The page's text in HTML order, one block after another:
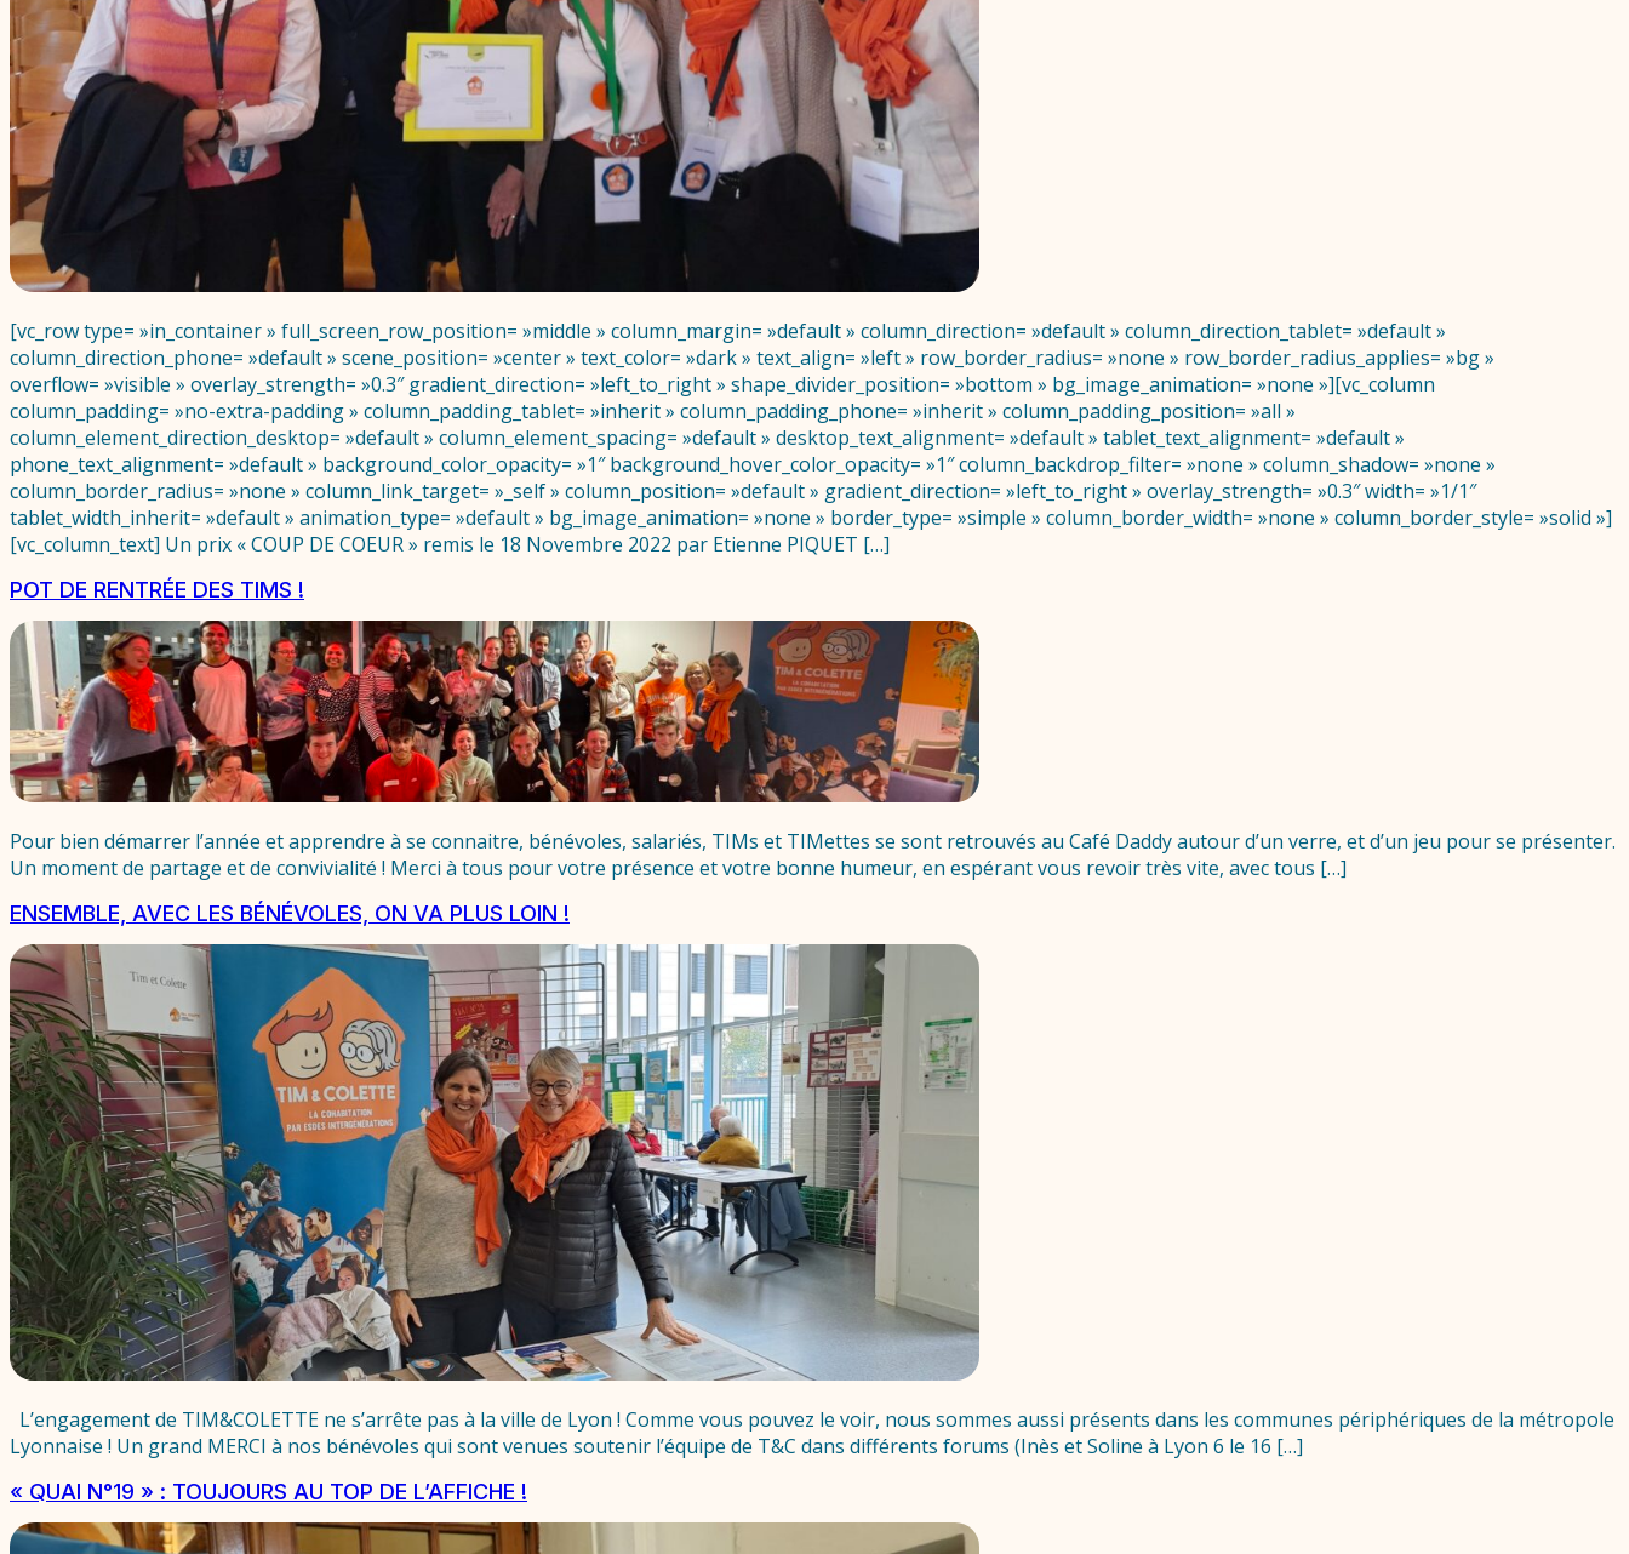
[vc_row type= »in_container » full_screen_row_position= »middle » column_margin= »default » column_direction= »default » column_direction_tablet= »default »
column_direction_phone= »default » scene_position= »center » text_color= »dark » text_align= »left » row_border_radius= »none » row_border_radius_applies= »bg »
overflow= »visible » overlay_strength= »0.3″ gradient_direction= »left_to_right » shape_divider_position= »bottom » bg_image_animation= »none »][vc_column
column_padding= »no-extra-padding » column_padding_tablet= »inherit » column_padding_phone= »inherit » column_padding_position= »all »
column_element_direction_desktop= »default » column_element_spacing= »default » desktop_text_alignment= »default » tablet_text_alignment= »default »
phone_text_alignment= »default » background_color_opacity= »1″ background_hover_color_opacity= »1″ column_backdrop_filter= »none » column_shadow= »none »
column_border_radius= »none » column_link_target= »_self » column_position= »default » gradient_direction= »left_to_right » overlay_strength= »0.3″ width= »1/1″
tablet_width_inherit= »default » animation_type= »default » bg_image_animation= »none » border_type= »simple » column_border_width= »none » column_border_style= »solid »]
[vc_column_text] Un prix « COUP DE COEUR » remis le 18 Novembre 2022 par Etienne PIQUET […]
POT DE RENTRÉE DES TIMS !
Pour bien démarrer l’année et apprendre à se connaitre, bénévoles, salariés, TIMs et TIMettes se sont retrouvés au Café Daddy autour d’un verre, et d’un jeu pour se présenter.
Un moment de partage et de convivialité ! Merci à tous pour votre présence et votre bonne humeur, en espérant vous revoir très vite, avec tous […]
ENSEMBLE, AVEC LES BÉNÉVOLES, ON VA PLUS LOIN !
L’engagement de TIM&COLETTE ne s’arrête pas à la ville de Lyon ! Comme vous pouvez le voir, nous sommes aussi présents dans les communes périphériques de la métropole
Lyonnaise ! Un grand MERCI à nos bénévoles qui sont venues soutenir l’équipe de T&C dans différents forums (Inès et Soline à Lyon 6 le 16 […]
« QUAI N°19 » : TOUJOURS AU TOP DE L’AFFICHE !